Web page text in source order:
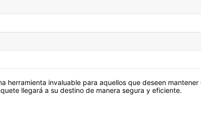
herramienta invaluable para aquellos que deseen
llegará a su destino de manera segura y eficiente.